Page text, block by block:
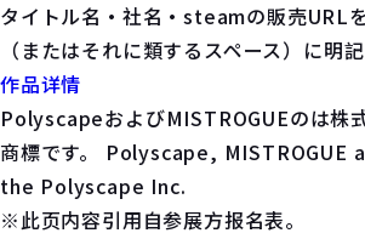
タイトル名・社名・steamの販売URL
（またはそれに類するスペース）に明記
作品详情
PolyscapeおよびMISTROGUEのは株
商標です。 Polyscape,
the Polyscape Inc.
※此页内容引用自参展方报名表。